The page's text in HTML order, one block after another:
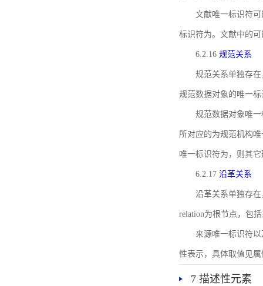
文献唯一标识符
标识符为。文献中的
6.2.16 规范关系
规范关系单独存
规范数据对象的唯一
规范数据对象唯一
所对应的为规范机构
唯一标识符为，则其
6.2.17 沿革关系
沿革关系单独存
relation为根节点，包
来源唯一标识符以
性表示，具体取值见属
7 描述性元素